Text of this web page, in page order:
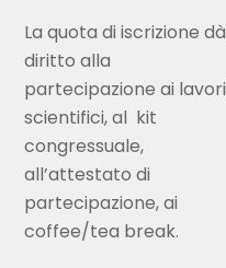
La quota di iscrizione dà
diritto alla
partecipazione ai lavori
scientifici, al kit
congressuale,
all’attestato di
partecipazione, ai
coffee/tea break.